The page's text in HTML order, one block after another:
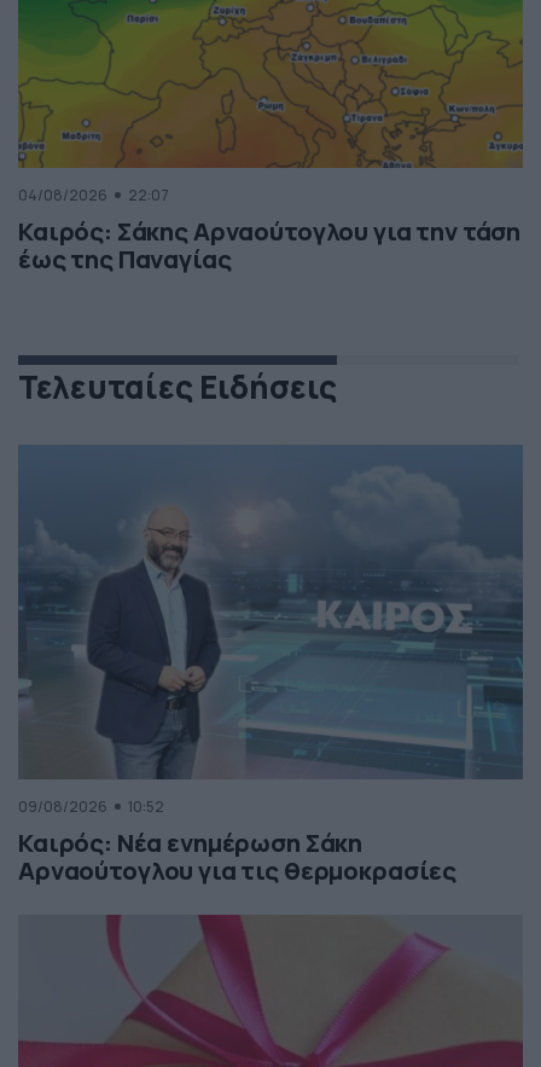
04/08/2026 22:07
Καιρός: Σάκης Αρναούτογλου για την τάση
έως της Παναγίας
Τελευταίες Ειδήσεις
09/08/2026 10:52
Καιρός: Νέα ενημέρωση Σάκη
Αρναούτογλου για τις θερμοκρασίες